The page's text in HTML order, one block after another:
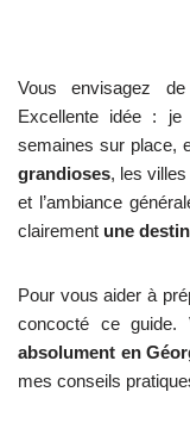
Vous envisagez de
Excellente idée : je
semaines sur place,
grandioses, les
et l’ambiance
clairement une
Pour vous aider à
concocté ce guide.
absolument en
mes conseils